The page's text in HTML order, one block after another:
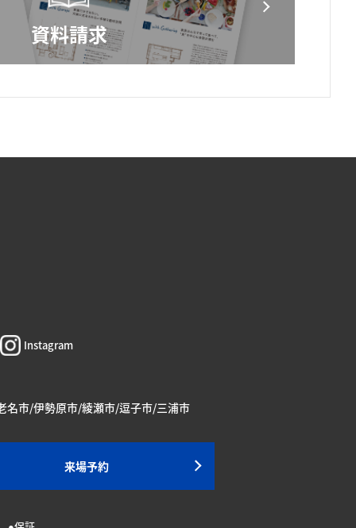
Instagram
名市/伊勢原市/綾瀬市/逗子市/三浦市
来場予約